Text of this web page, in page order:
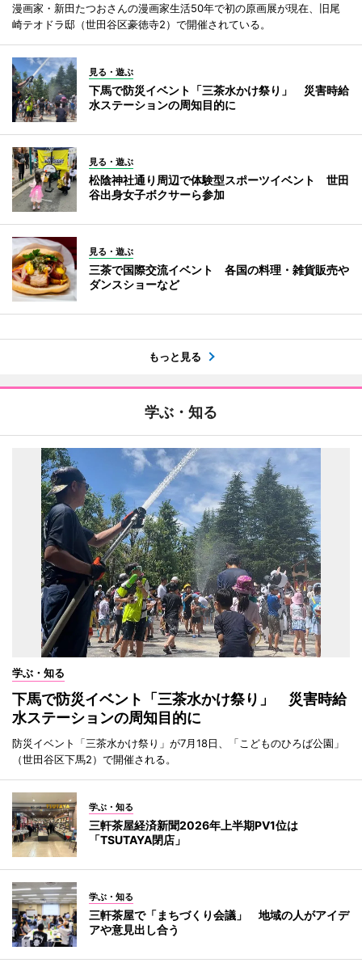
漫画家・新田たつおさんの漫画家生活50年で初の原画展が現在、旧尾
崎テオドラ邸（世田谷区豪徳寺2）で開催されている。
見る・遊ぶ
下馬で防災イベント「三茶水かけ祭り」 災害時給
水ステーションの周知目的に
見る・遊ぶ
松陰神社通り周辺で体験型スポーツイベント 世田
谷出身女子ボクサーら参加
見る・遊ぶ
三茶で国際交流イベント 各国の料理・雑貨販売や
ダンスショーなど
もっと見る
学ぶ・知る
学ぶ・知る
下馬で防災イベント「三茶水かけ祭り」 災害時給
水ステーションの周知目的に
防災イベント「三茶水かけ祭り」が7月18日、「こどものひろば公園」
（世田谷区下馬2）で開催される。
学ぶ・知る
三軒茶屋経済新聞2026年上半期PV1位は
「TSUTAYA閉店」
学ぶ・知る
三軒茶屋で「まちづくり会議」 地域の人がアイデ
アや意見出し合う